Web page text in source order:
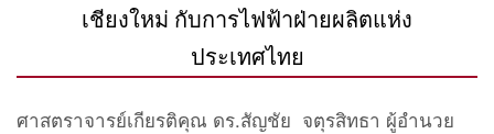
เชียงใหม่ กับการไฟฟ้าฝ่ายผลิตแห่ง
ประเทศไทย
ศาสตราจารย์เกียรติคุณ ดร.สัญชัย จตุรสิทธา ผู้อำนวย